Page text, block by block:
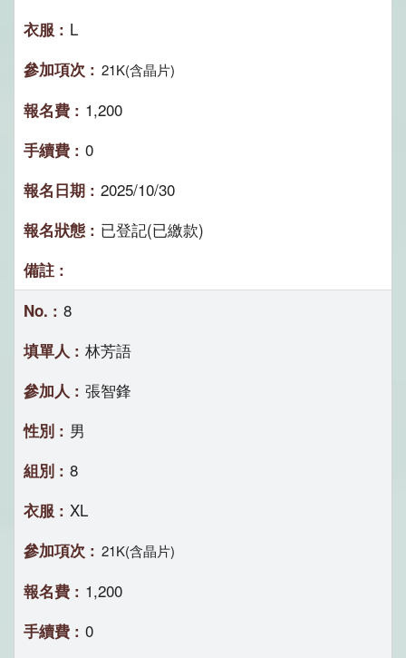
L
21K(含晶片)
1,200
0
2025/10/30
已登記(已繳款)
8
林芳語
張智鋒
男
8
XL
21K(含晶片)
1,200
0